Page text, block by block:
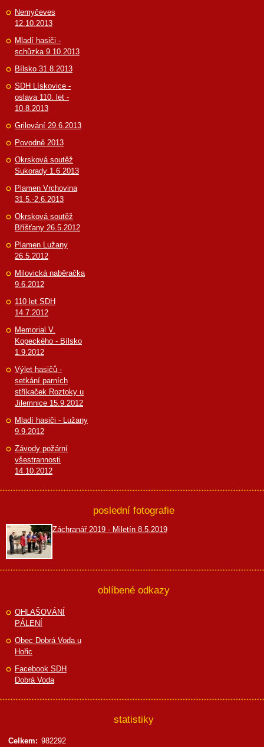
Nemyčeves
12.10.2013
Mladí hasiči -
schůzka 9.10.2013
Bílsko 31.8.2013
SDH Lískovice -
oslava 110. let -
10.8.2013
Grilování 29.6.2013
Povodně 2013
Okrsková soutěž
Sukorady 1.6.2013
Plamen Vrchovina
31.5.-2.6.2013
Okrsková soutěž
Bříšťany 26.5.2012
Plamen Lužany
26.5.2012
Milovická naběračka
9.6.2012
110 let SDH
14.7.2012
Memorial V.
Kopeckého - Bílsko
1.9.2012
Výlet hasičů -
setkání parních
stříkaček Roztoky u
Jilemnice 15.9.2012
Mladí hasiči - Lužany
9.9.2012
Závody požární
všestrannosti
14.10.2012
poslední fotografie
Záchranář 2019 - Miletín 8.5.2019
oblíbené odkazy
OHLAŠOVÁNÍ
PÁLENÍ
Obec Dobrá Voda u
Hořic
Facebook SDH
Dobrá Voda
statistiky
Celkem: 982292